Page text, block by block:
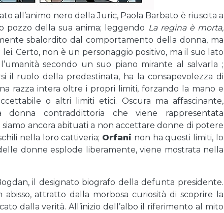
all’animo nero della Juric, Paola Barbato è riuscita a
pozzo della sua anima; leggendo La regina è morta,
sbalordito dal comportamento della donna, ma
Certo, non è un personaggio positivo, ma il suo lato
secondo un suo piano mirante al salvarla ;
il ruolo della predestinata, ha la consapevolezza di
razza intera oltre i propri limiti, forzando la mano e
o altri limiti etici. Oscura ma affascinante,
contraddittoria che viene rappresentata
ancora abituati a non accettare donne di potere
nella loro cattiveria; Orfani non ha questi limiti, lo
donne esplode liberamente, viene mostrata nella
il designato biografo della defunta presidente.
attratto dalla morbosa curiosità di scoprire la
dalla verità. All’inizio dell’albo il riferimento al mito